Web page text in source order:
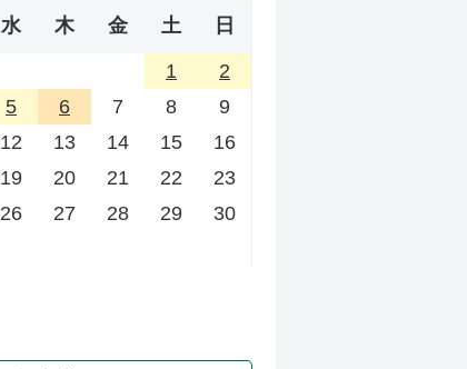
水 木 金 土 日
1
2
5 6 7 8
9
12 13 14 15
16
19 20 21 22
23
26 27 28 29
30